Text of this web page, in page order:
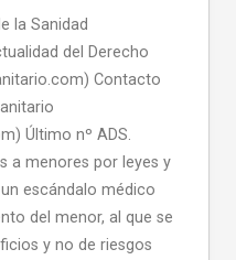
la Sanidad
del Derecho
Contacto
Último nº ADS.
a menores por leyes y
escándalo médico
del menor, al que se
y no de riesgos